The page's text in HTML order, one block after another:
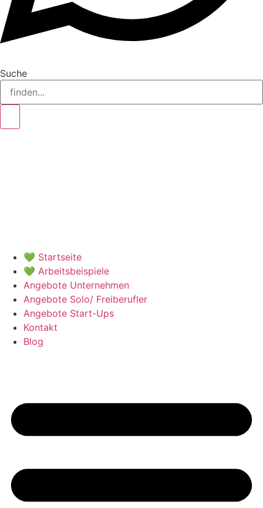
Suche
💚 Startseite
💚 Arbeitsbeispiele
Angebote Unternehmen
Angebote Solo/ Freiberufler
Angebote Start-Ups
Kontakt
Blog